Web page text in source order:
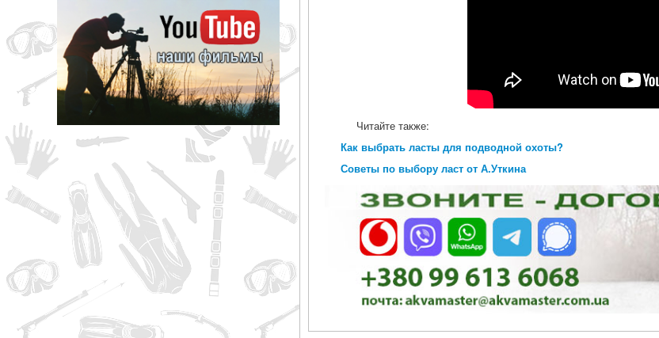
Читайте также:
Как выбрать ласты для подводной охоты?
Советы по выбору ласт от А.Уткина